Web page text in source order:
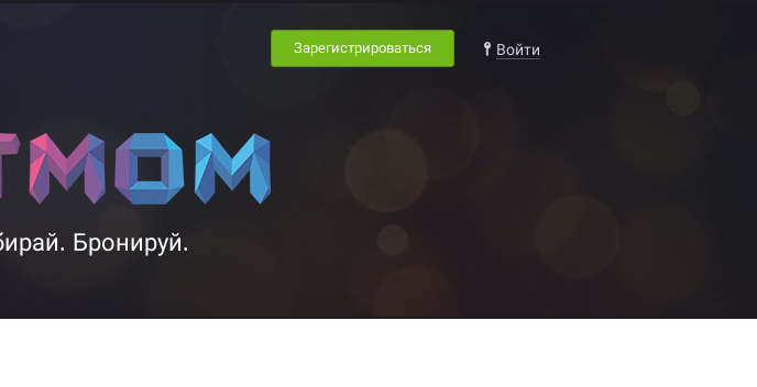
Зарегистрироваться Войти
Бронируй.